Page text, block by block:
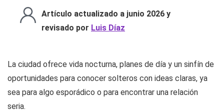
Artículo actualizado a junio 2026 y
revisado por Luis Díaz
La ciudad ofrece vida nocturna, planes de día y un sinfín de
oportunidades para conocer solteros con ideas claras, ya
sea para algo esporádico o para encontrar una relación
seria.